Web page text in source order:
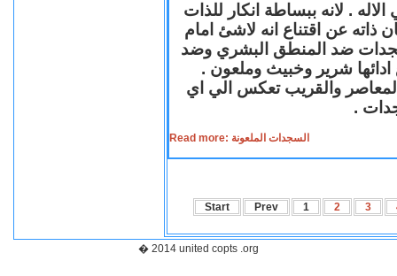
. لانه ببساطة انكار للذات
ذاته عن اقتناع انه لاشئ امام
ضد المنطق البشري وضد
ادائها شرير وخبيث وملعون .
المعاصر والقريب تعكس الي اي
.
Read more: السجدات الملعونة
Start Prev 1 2 3
� 2014 united copts .org